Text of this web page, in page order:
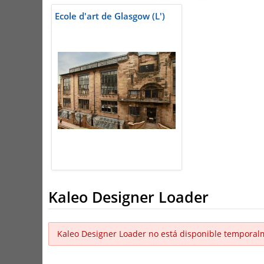
Ecole d'art de Glasgow (L')
Kaleo Designer Loader
Kaleo Designer Loader no está disponible